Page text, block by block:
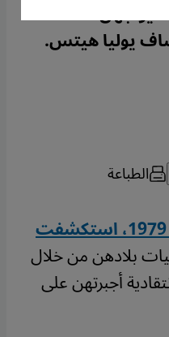
يواجهن العنف
يوليا هيتس.
الطباعة
منذ الثورة الإسلامية عام 1979، استكشفت
بلادهن من خلال
أجبرتهن على